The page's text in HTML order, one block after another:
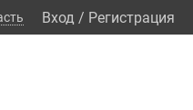
Вход / Регистрация